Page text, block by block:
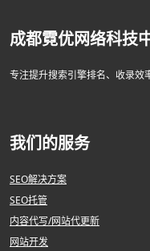
成都霓优网络科技
专注提升搜索引擎排名、收录效
我们的服务
SEO解决方案
SEO托管
内容代写/网站代更新
网站开发